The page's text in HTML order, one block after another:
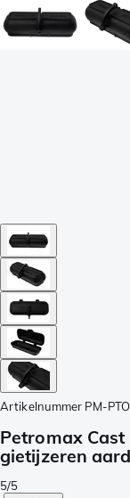
Artikelnummer PM-
Petromax
gietijzeren
5/5